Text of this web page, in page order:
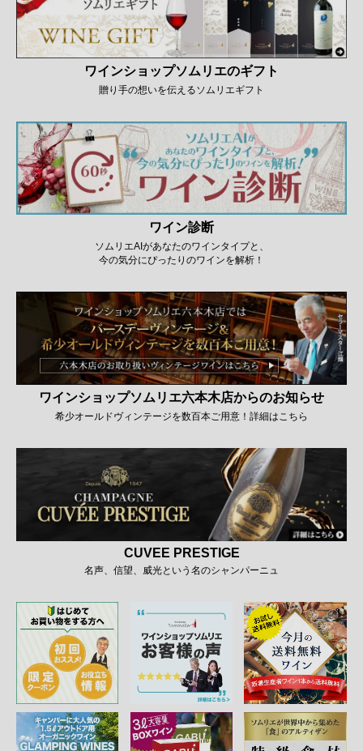
ワインショップソムリエのギフト
贈り手の想いを伝えるソムリエギフト
ワイン診断
ソムリエAIがあなたのワインタイプと、
今の気分にぴったりのワインを解析！
ワインショップソムリエ六本木店からのお知らせ
希少オールドヴィンテージを数百本ご用意！詳細はこちら
CUVEE PRESTIGE
名声、信望、威光という名のシャンパーニュ